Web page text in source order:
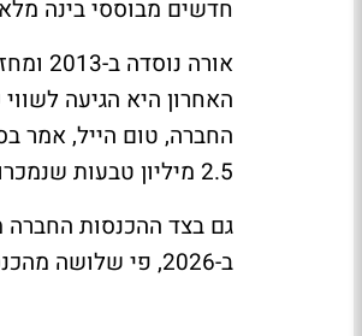
חדשים מבוססי בינה
2.5 מיליון טבעות שנמכרו עד יוני 2024.
ב-2026, פי שלושה מהכנסות של 500 מיליון דולר שנרשמו ב-2024.